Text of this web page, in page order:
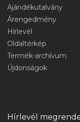
Ajándékutalvány
Árengedmény
Hírlevél
Oldaltérkép
Termék-archívum
Újdonságok
Hírlevél